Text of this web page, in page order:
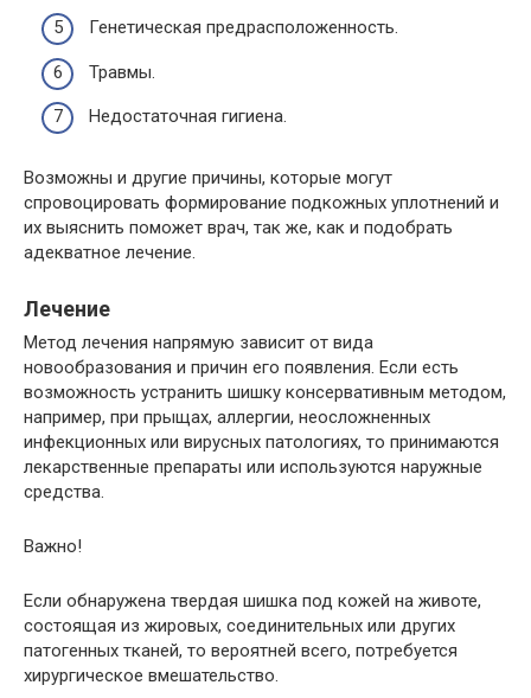
Генетическая предрасположенность.
Травмы.
Недостаточная гигиена.
Возможны и другие причины, которые могут
спровоцировать формирование подкожных уплотнений и
их выяснить поможет врач, так же, как и подобрать
адекватное лечение.
Лечение
Метод лечения напрямую зависит от вида
новообразования и причин его появления. Если есть
возможность устранить шишку консервативным методом,
например, при прыщах, аллергии, неосложненных
инфекционных или вирусных патологиях, то принимаются
лекарственные препараты или используются наружные
средства.
Важно!
Если обнаружена твердая шишка под кожей на животе,
состоящая из жировых, соединительных или других
патогенных тканей, то вероятней всего, потребуется
хирургическое вмешательство.